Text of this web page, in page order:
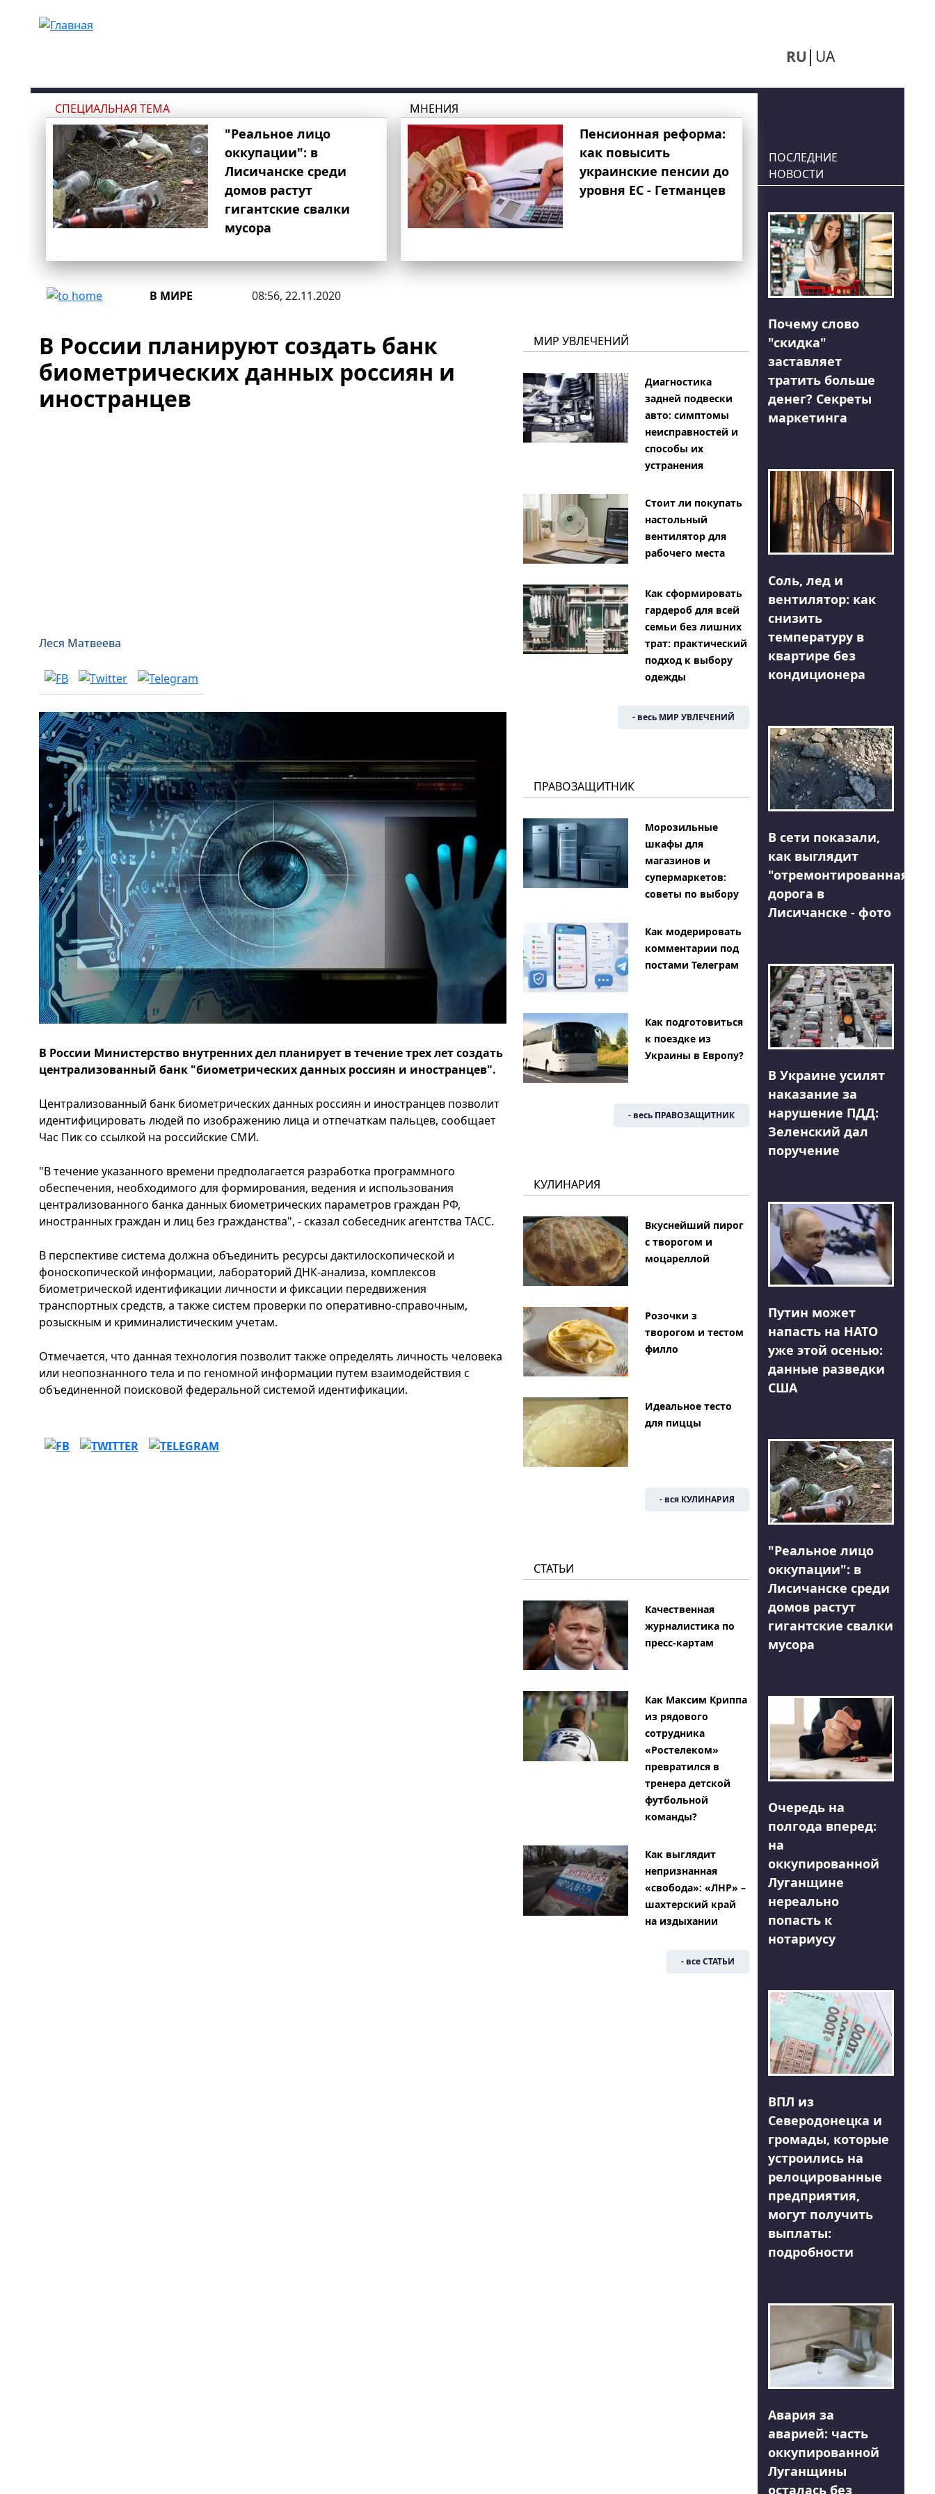
RU UA
СПЕЦИАЛЬНАЯ ТЕМА
"Реальное лицо
оккупации": в
Лисичанске среди
домов растут
гигантские свалки
мусора
МНЕНИЯ
Пенсионная реформа:
как повысить
украинские пенсии до
уровня ЕС - Гетманцев
В МИРЕ 08:56, 22.11.2020
В России планируют создать банк
биометрических данных россиян и
иностранцев
Леся Матвеева
В России Министерство внутренних дел планирует в течение трех лет создать
централизованный банк "биометрических данных россиян и иностранцев".
Централизованный банк биометрических данных россиян и иностранцев позволит
идентифицировать людей по изображению лица и отпечаткам пальцев, сообщает
Час Пик со ссылкой на российские СМИ.
"В течение указанного времени предполагается разработка программного
обеспечения, необходимого для формирования, ведения и использования
централизованного банка данных биометрических параметров граждан РФ,
иностранных граждан и лиц без гражданства", - сказал собеседник агентства ТАСС.
В перспективе система должна объединить ресурсы дактилоскопической и
фоноскопической информации, лабораторий ДНК-анализа, комплексов
биометрической идентификации личности и фиксации передвижения
транспортных средств, а также систем проверки по оперативно-справочным,
розыскным и криминалистическим учетам.
Отмечается, что данная технология позволит также определять личность человека
или неопознанного тела и по геномной информации путем взаимодействия с
объединенной поисковой федеральной системой идентификации.
МИР УВЛЕЧЕНИЙ
Диагностика
задней подвески
авто: симптомы
неисправностей и
способы их
устранения
Стоит ли покупать
настольный
вентилятор для
рабочего места
Как сформировать
гардероб для всей
семьи без лишних
трат: практический
подход к выбору
одежды
- весь МИР УВЛЕЧЕНИЙ
ПРАВОЗАЩИТНИК
Морозильные
шкафы для
магазинов и
супермаркетов:
советы по выбору
Как модерировать
комментарии под
постами Телеграм
Как подготовиться
к поездке из
Украины в Европу?
- весь ПРАВОЗАЩИТНИК
КУЛИНАРИЯ
Вкуснейший пирог
с творогом и
моцареллой
Розочки з
творогом и тестом
филло
Идеальное тесто
для пиццы
- вся КУЛИНАРИЯ
СТАТЬИ
Качественная
журналистика по
пресс-картам
Как Максим Криппа
из рядового
сотрудника
«Ростелеком»
превратился в
тренера детской
футбольной
команды?
Как выглядит
непризнанная
«свобода»: «ЛНР» –
шахтерский край
на издыхании
- все СТАТЬИ
ПОСЛЕДНИЕ
НОВОСТИ
Почему слово
"скидка"
заставляет
тратить больше
денег? Секреты
маркетинга
Соль, лед и
вентилятор: как
снизить
температуру в
квартире без
кондиционера
В сети показали,
как выглядит
"отремонтированная"
дорога в
Лисичанске - фото
В Украине усилят
наказание за
нарушение ПДД:
Зеленский дал
поручение
Путин может
напасть на НАТО
уже этой осенью:
данные разведки
США
"Реальное лицо
оккупации": в
Лисичанске среди
домов растут
гигантские свалки
мусора
Очередь на
полгода вперед:
на
оккупированной
Луганщине
нереально
попасть к
нотариусу
ВПЛ из
Северодонецка и
громады, которые
устроились на
релоцированные
предприятия,
могут получить
выплаты:
подробности
Авария за
аварией: часть
оккупированной
Луганщины
осталась без